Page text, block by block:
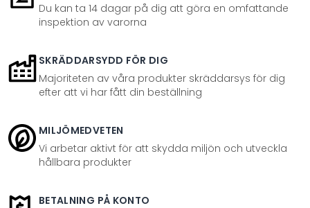
Du kan ta 14 dagar på dig att göra en omfattande
inspektion av varorna
SKRÄDDARSYDD FÖR DIG
Majoriteten av våra produkter skräddarsys för dig
efter att vi har fått din beställning
MILJÖMEDVETEN
Vi arbetar aktivt för att skydda miljön och utveckla
hållbara produkter
BETALNING PÅ KONTO